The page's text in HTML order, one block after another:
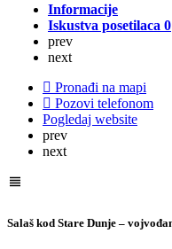
Informacije
Iskustva posetilaca 0
prev
next
Pronađi na mapi
Pozovi telefonom
Pogledaj website
prev
next
Salaš kod Stare Dunje –